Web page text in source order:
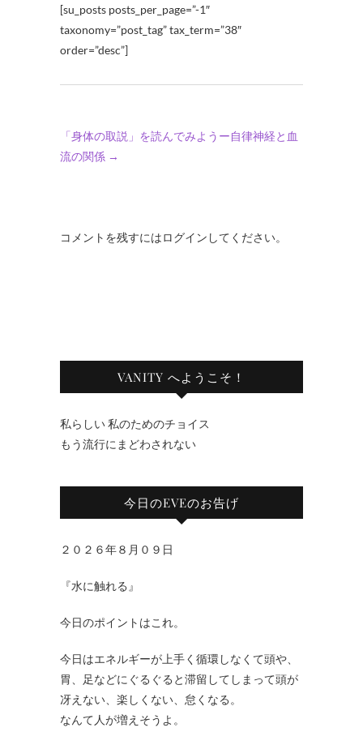
[su_posts posts_per_page=”-1″
taxonomy=”post_tag” tax_term=”38″
order=”desc”]
「身体の取説」を読んでみようー自律神経と血
流の関係 →
コメントを残すにはログインしてください。
VANITY へようこそ！
私らしい 私のためのチョイス
もう流行にまどわされない
今日のEVEのお告げ
２０２６年８月０９日
『水に触れる』
今日のポイントはこれ。
今日はエネルギーが上手く循環しなくて頭や、
胃、足などにぐるぐると滞留してしまって頭が
冴えない、楽しくない、怠くなる。
なんて人が増えそうよ。